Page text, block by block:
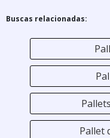
Buscas relacionadas:
Pallet